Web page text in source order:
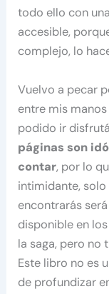
todo ello con
accesible,
complejo, lo
Vuelvo a pecar
entre mis
podido ir
páginas son
contar, por lo
intimidante,
encontrarás
disponible en
la saga, pero no
Este libro no es
de profundizar